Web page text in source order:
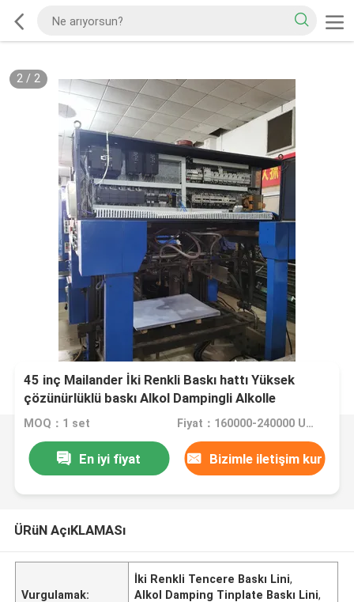
2/ 2
45 inç Mailander İki Renkli Baskı hattı Yüksek
çözünürlüklü baskı Alkol Dampingli Alkolle
Besleyici
MOQ：1 set Fiyat：160000-240000 USD/set
En iyi fiyat Bizimle iletişim kur
ÜRüN AçıKLAMASı
Vurgulamak:
İki Renkli Tencere Baskı Lini,
Alkol Damping Tinplate Baskı Lini,